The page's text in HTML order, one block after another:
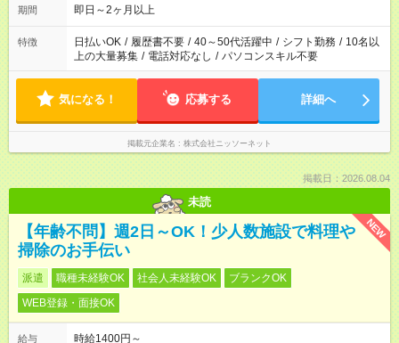
期間 即日～2ヶ月以上
特徴 日払いOK / 履歴書不要 / 40～50代活躍中 / シフト勤務 / 10名以
上の大量募集 / 電話対応なし / パソコンスキル不要
気になる！ 応募する 詳細へ
掲載元企業名 株式会社ニッソーネット
掲載日：2026.08.04
未読
NEW
【年齢不問】週2日～OK！少人数施設で料理や
掃除のお手伝い
派遣 職種未経験OK 社会人未経験OK
ブランクOK
WEB登録・面接OK
給与 時給1400円～